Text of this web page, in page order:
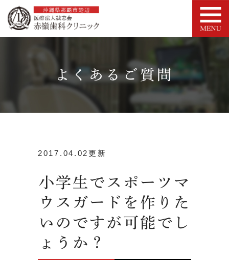
よくあるご質問
2017.04.02更新
小学生でスポーツマ
ウスガードを作りた
いのですが可能でし
ょうか？